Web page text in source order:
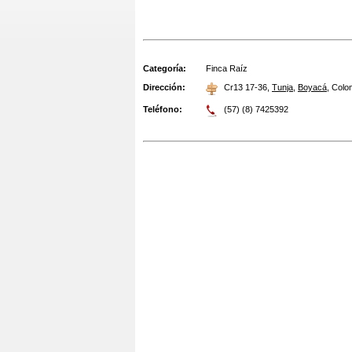
Categoría:
Finca Raíz
Dirección:
Cr13 17-36 Tunja Boyacá
Teléfono: (57) (8) 7425392